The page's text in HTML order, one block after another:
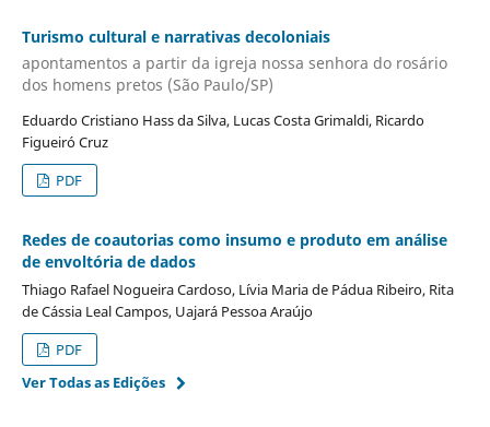
Turismo cultural e narrativas decoloniais
apontamentos a partir da igreja nossa senhora do rosário
dos homens pretos (São Paulo/SP)
Eduardo Cristiano Hass da Silva, Lucas Costa Grimaldi, Ricardo
Figueiró Cruz
PDF
Redes de coautorias como insumo e produto em análise
de envoltória de dados
Thiago Rafael Nogueira Cardoso, Lívia Maria de Pádua Ribeiro, Rita
de Cássia Leal Campos, Uajará Pessoa Araújo
PDF
Ver Todas as Edições